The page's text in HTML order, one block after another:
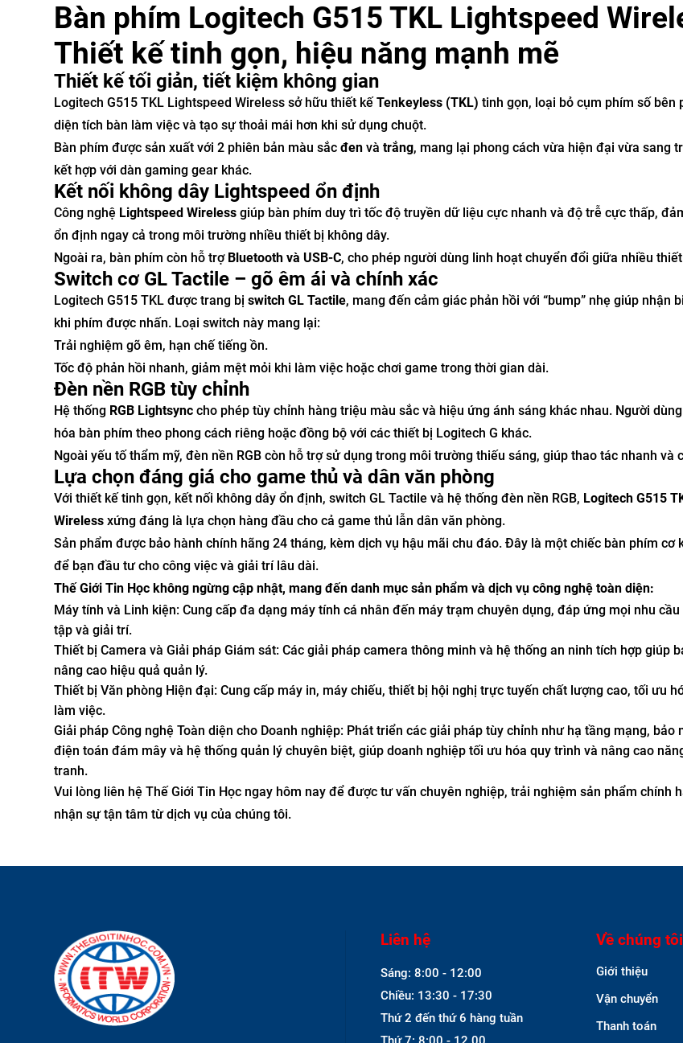
Bàn phím Logitech G515 TKL Lightspeed
Thiết kế tinh gọn, hiệu năng mạnh mẽ
Thiết kế tối giản, tiết kiệm không gian
Logitech G515 TKL Lightspeed Wireless sở hữu thiết kếTenkeyless (TKL) tinh gọn, loại bỏ cụm phím số bên
diện tích bàn làm việc và tạo sự thoải mái hơn khi sử dụng chuột.
Bàn phím được sản xuất với 2 phiên bản màu sắc đen và trắng, mang lại phong cách vừa hiện đại vừa sang
kết hợp với dàn gaming gear khác.
Kết nối không dây Lightspeed ổn định
Công nghệ Lightspeed Wireless giúp bàn phím duy trì tốc độ truyền dữ liệu cực nhanh và độ trễ cực thấp,
ổn định ngay cả trong môi trường nhiều thiết bị không dây.
Ngoài ra, bàn phím còn hỗ trợ Bluetooth và USB-C, cho phép người dùng linh hoạt chuyển đổi giữa nhiều
Switch cơ GL Tactile – gõ êm ái và chính xác
Logitech G515 TKL được trang bị switch GL Tactile, mang đến cảm giác phản hồi với “bump” nhẹ giúp nhận
khi phím được nhấn. Loại switch này mang lại:
Trải nghiệm gõ êm, hạn chế tiếng ồn.
Tốc độ phản hồi nhanh, giảm mệt mỏi khi làm việc hoặc chơi game trong thời gian dài.
Đèn nền RGB tùy chỉnh
Hệ thống RGB Lightsync cho phép tùy chỉnh hàng triệu màu sắc và hiệu ứng ánh sáng khác nhau. Người
hóa bàn phím theo phong cách riêng hoặc đồng bộ với các thiết bị Logitech G khác.
Ngoài yếu tố thẩm mỹ, đèn nền RGB còn hỗ trợ sử dụng trong môi trường thiếu sáng, giúp thao tác nhanh và
Lựa chọn đáng giá cho game thủ và dân văn phòng
Với thiết kế tinh gọn, kết nối không dây ổn định, switch GL Tactile và hệ thống đèn nền RGB, Logitech G515
Wireless xứng đáng là lựa chọn hàng đầu cho cả game thủ lẫn dân văn phòng.
Sản phẩm được bảo hành chính hãng 24 tháng, kèm dịch vụ hậu mãi chu đáo. Đây là một chiếc bàn phím cơ
để bạn đầu tư cho công việc và giải trí lâu dài.
Thế Giới Tin Học không ngừng cập nhật, mang đến danh mục sản phẩm và dịch vụ công nghệ toàn diện:
Máy tính và Linh kiện: Cung cấp đa dạng máy tính cá nhân đến máy trạm chuyên dụng, đáp ứng mọi nhu
tập và giải trí.
Thiết bị Camera và Giải pháp Giám sát: Các giải pháp camera thông minh và hệ thống an ninh tích hợp giúp
nâng cao hiệu quả quản lý.
Thiết bị Văn phòng Hiện đại: Cung cấp máy in, máy chiếu, thiết bị hội nghị trực tuyến chất lượng cao, tối ưu
làm việc.
Giải pháp Công nghệ Toàn diện cho Doanh nghiệp: Phát triển các giải pháp tùy chỉnh như hạ tầng mạng, bảo
điện toán đám mây và hệ thống quản lý chuyên biệt, giúp doanh nghiệp tối ưu hóa quy trình và nâng cao
tranh.
Vui lòng liên hệ Thế Giới Tin Học ngay hôm nay để được tư vấn chuyên nghiệp, trải nghiệm sản phẩm chính
nhận sự tận tâm từ dịch vụ của chúng tôi.
Liên hệ
Sáng: 8:00 - 12:00
Chiều: 13:30 - 17:30
Thứ 2 đến thứ 6 hàng tuần
Về chúng tôi
Giới thiệu
Vận chuyển
Thanh toán